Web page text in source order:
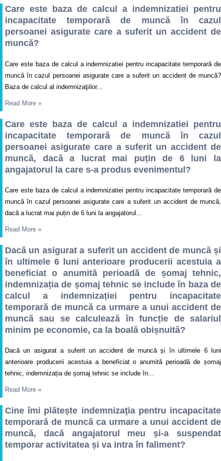
Care este baza de calcul a indemnizatiei pentru
incapacitate temporară de muncă în cazul
persoanei asigurate care a suferit un accident de
muncă?
Care este baza de calcul a indemnizatiei pentru incapacitate temporară de
muncă în cazul persoanei asigurate care a suferit un accident de muncă?
Baza de calcul al indemnizaţiilor...
Read More »
Care este baza de calcul a indemnizatiei pentru
incapacitate temporară de muncă în cazul
persoanei asigurate care a suferit un accident de
muncă, dacă a lucrat mai puțin de 6 luni la
angajatorul la care s-a produs evenimentul?
Care este baza de calcul a indemnizatiei pentru incapacitate temporară de
muncă în cazul persoanei asigurate care a suferit un accident de muncă,
dacă a lucrat mai puțin de 6 luni la angajatorul...
Read More »
Dacă un asigurat a suferit un accident de muncă și
în ultimele 6 luni anterioare producerii acestuia a
beneficiat o anumită perioadă de șomaj tehnic,
indemnizația de șomaj tehnic se include în baza de
calcul a indemnizației pentru incapacitate
temporară de muncă ca urmare a unui accident de
muncă sau se calculează în funcție de salariul
minim pe economie, ca la boală obișnuită?
Dacă un asigurat a suferit un accident de muncă și în ultimele 6 luni
anterioare producerii acestuia a beneficiat o anumită perioadă de șomaj
tehnic, indemnizația de șomaj tehnic se include în...
Read More »
Cine îmi plătește indemnizaţia pentru incapacitate
temporară de muncă ca urmare a unui accident de
muncă, dacă angajatorul meu și-a suspendat
temporar activitatea și va intra în faliment?